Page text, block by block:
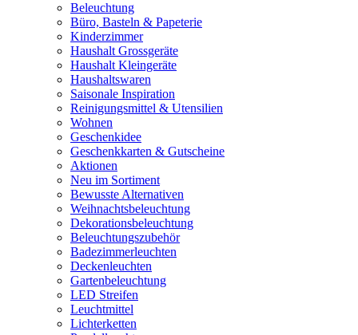
Beleuchtung
Büro, Basteln & Papeterie
Kinderzimmer
Haushalt Grossgeräte
Haushalt Kleingeräte
Haushaltswaren
Saisonale Inspiration
Reinigungsmittel & Utensilien
Wohnen
Geschenkidee
Geschenkkarten & Gutscheine
Aktionen
Neu im Sortiment
Bewusste Alternativen
Weihnachtsbeleuchtung
Dekorationsbeleuchtung
Beleuchtungszubehör
Badezimmerleuchten
Deckenleuchten
Gartenbeleuchtung
LED Streifen
Leuchtmittel
Lichterketten